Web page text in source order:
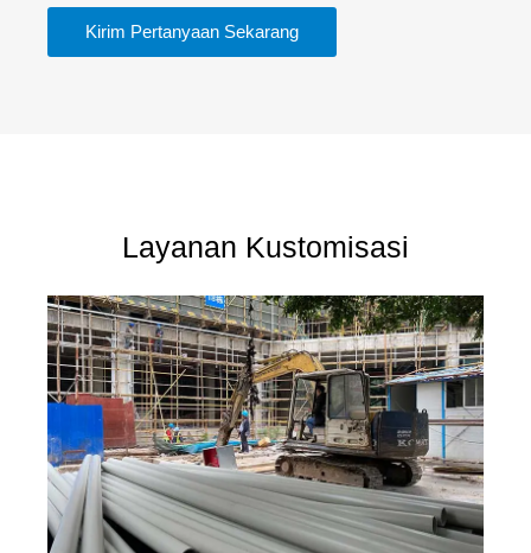
Kirim Pertanyaan Sekarang
Layanan Kustomisasi